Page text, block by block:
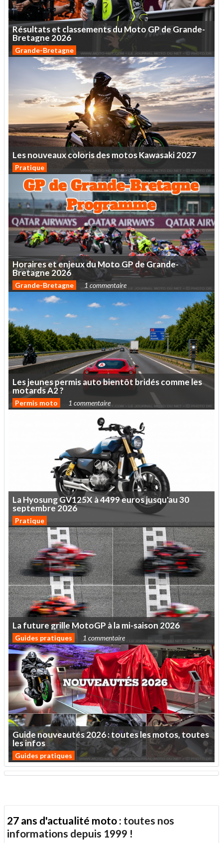
Résultatset classementsdu MotoGP deGrande-
Bretagne 2026
Grande-Bretagne
LesnouveauxcolorisdesmotosKawasaki2027
Pratique
HorairesetenjeuxduMotoGPdeGrande-
Bretagne 2026
Grande-Bretagne 1 commentaire
Lesjeunespermisautobientôt bridéscommeles
motardsA2?
Permis moto 1 commentaire
LaHyosungGV125X à4499eurosjusqu'au30
septembre2026
Pratique
Lafuturegrille MotoGP àlami-saison 2026
Guides pratiques 1 commentaire
Guidenouveautés2026:touteslesmotos,toutes
lesinfos
Guides pratiques
27 ans d'actualité moto : toutes nos
informations depuis 1999 !